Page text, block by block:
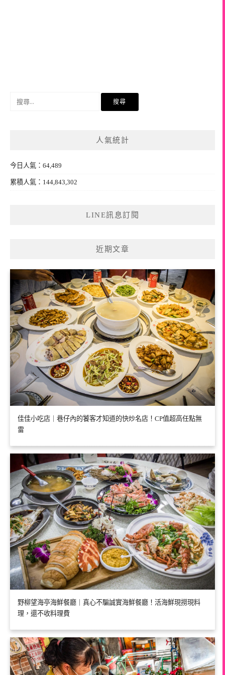
人氣統計
今日人氣：64,489
累積人氣：144,843,302
LINE訊息訂閱
近期文章
佳佳小吃店｜巷仔內的饕客才知道的快炒名店！CP值超高任點無
雷
野柳望海亭海鮮餐廳｜真心不騙誠實海鮮餐廳！活海鮮現撈現料
理，還不收料理費